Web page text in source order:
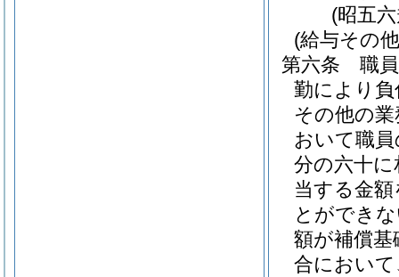
(昭五
(給与その
第六条
職
勤により
その他の
おいて職
分の六十
当する金
とができ
額が補償基
合において